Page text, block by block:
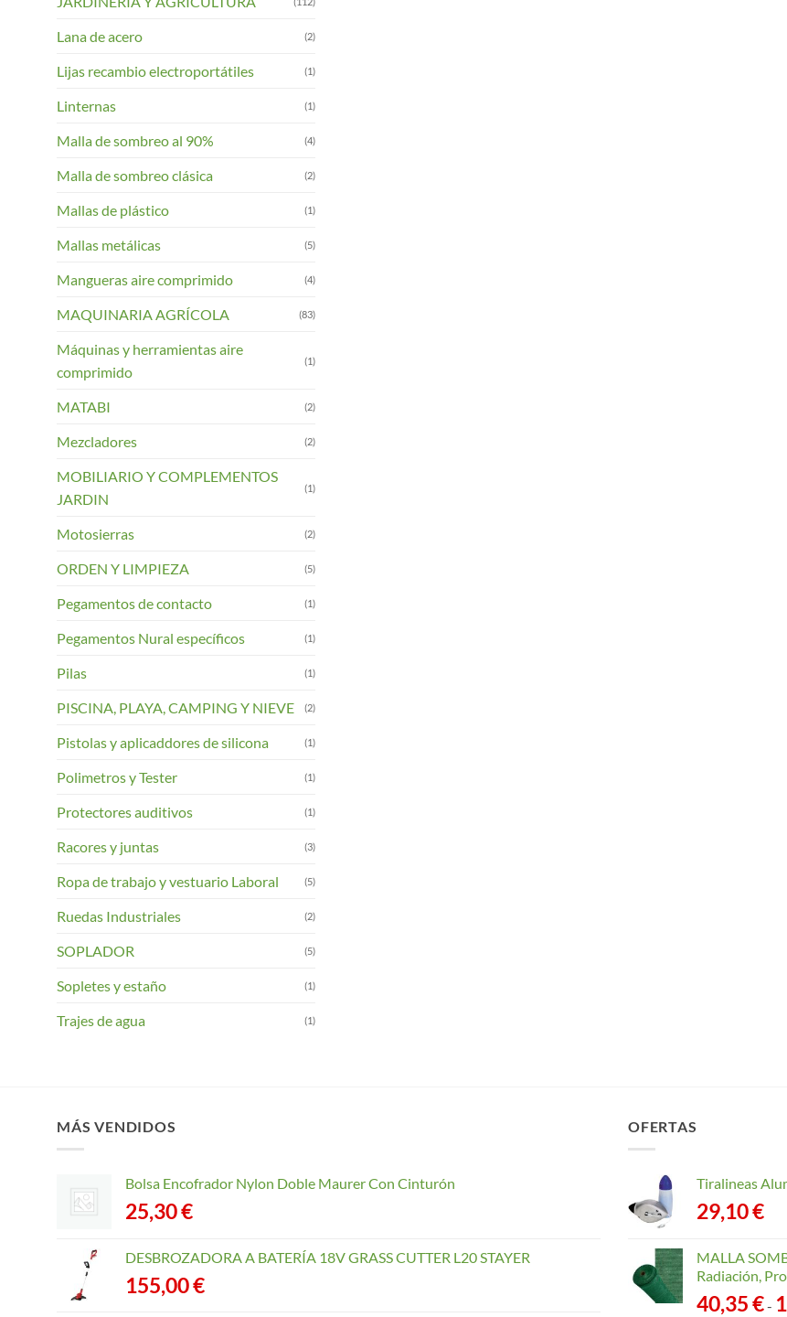
Lana de acero (2)
Lijas recambio electroportátiles (1)
Linternas (1)
Malla de sombreo al 90% (4)
Malla de sombreo clásica (2)
Mallas de plástico (1)
Mallas metálicas (5)
Mangueras aire comprimido (4)
MAQUINARIA AGRÍCOLA (83)
Máquinas y herramientas aire
comprimido
(1)
MATABI (2)
Mezcladores (2)
MOBILIARIO Y COMPLEMENTOS
JARDIN
(1)
Motosierras (2)
ORDEN Y LIMPIEZA (5)
Pegamentos de contacto (1)
Pegamentos Nural específicos (1)
Pilas (1)
PISCINA, PLAYA, CAMPING Y NIEVE (2)
Pistolas y aplicaddores de silicona (1)
Polimetros y Tester (1)
Protectores auditivos (1)
Racores y juntas (3)
Ropa de trabajo y vestuario Laboral (5)
Ruedas Industriales (2)
SOPLADOR (5)
Sopletes y estaño (1)
Trajes de agua (1)
MÁS VENDIDOS
Bolsa Encofrador Nylon Doble Maurer Con Cinturón
25,30€
DESBROZADORA A BATERÍA 18V GRASS CUTTER L20 STAYER
155,00€
OFERTAS
Tiralineas
29,10€
MALLA
Radiación,
40,35€-